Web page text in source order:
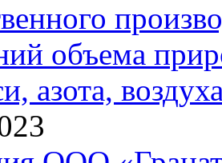
объема
азота,